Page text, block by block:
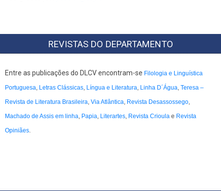
REVISTAS DO DEPARTAMENTO
Entre as publicações do DLCV encontram-se Filologia e Linguística
Portuguesa Letras Clássicas Língua e Literatura Linha D´Água Teresa –
Revista de Literatura Brasileira Via Atlântica Revista Desassossego
Machado de Assis em linha Papia Literartes Revista Crioula e Revista
Opiniães